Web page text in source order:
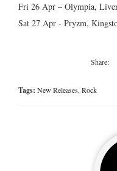
Fri 26 Apr – Olympia,
Sat 27 Apr - Pryzm,
Tags: New Releases,Rock